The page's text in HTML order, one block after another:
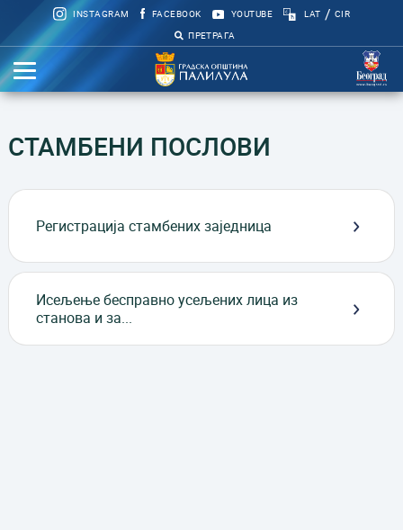
INSTAGRAM FACEBOOK YOUTUBE LAT / CIR
ПРЕТРАГА
СТАМБЕНИ ПОСЛОВИ
Регистрација стамбених заједница
Исељење бесправно усељених лица из
станова и за...